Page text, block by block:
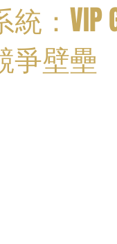
：VIP
爭壁壘